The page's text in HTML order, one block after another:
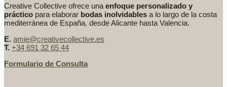
Creative Collective ofrece una enfoque personalizado y
práctico para elaborar bodas inolvidables a lo largo de la costa
mediterránea de España, desde Alicante hasta Valencia.
E. amie@creativecollective.es
T. +34 691 32 65 44
Formulario de Consulta